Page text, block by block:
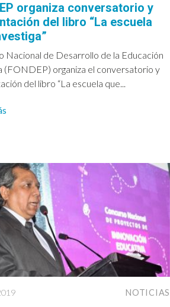
organiza conversatorio y
del libro “La escuela
Nacional de Desarrollo de la Educación
(FONDEP) organiza el conversatorio y
del libro “La escuela que...
NOTICIAS